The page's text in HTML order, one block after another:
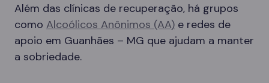
Além das clínicas de recuperação, há grupos
como Alcoólicos Anônimos (AA) e redes de
apoio em Guanhães – MG que ajudam a manter
a sobriedade.